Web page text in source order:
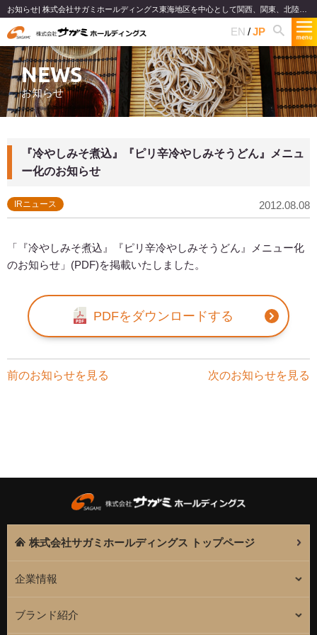
EN JP
NEWS
お知らせ
『冷やしみそ煮込』『ピリ辛冷やしみそうどん』メニュ
ー化のお知らせ
IRニュース 2012.08.08
「『冷やしみそ煮込』『ピリ辛冷やしみそうどん』メニュー化
のお知らせ」(PDF)を掲載いたしました。
PDFをダウンロードする
前のお知らせを見る 次のお知らせを見る
株式会社サガミホールディングス トップページ
企業情報
ブランド紹介